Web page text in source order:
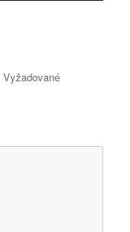
Vyžadované